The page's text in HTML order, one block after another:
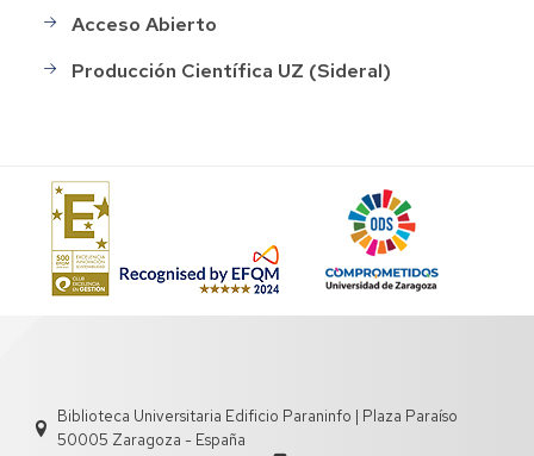
Acceso Abierto
Producción Científica UZ (Sideral)
Biblioteca Universitaria Edificio Paraninfo | Plaza Paraíso
50005 Zaragoza - España